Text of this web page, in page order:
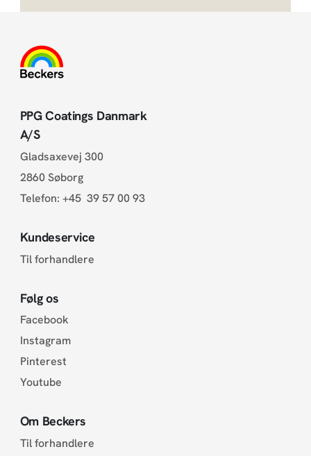
PPG Coatings Danmark
A/S
Gladsaxevej 300
2860 Søborg
Telefon: +45 39 57 00 93
Kundeservice
Til forhandlere
Følg os
Facebook
Instagram
Pinterest
Youtube
Om Beckers
Til forhandlere